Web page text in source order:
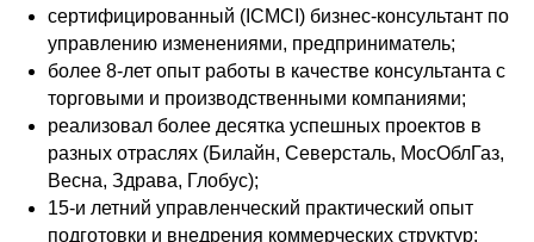
сертифицированный (ICMCI) бизнес-консультант по
управлению изменениями, предприниматель;
более 8-лет опыт работы в качестве консультанта с
торговыми и производственными компаниями;
реализовал более десятка успешных проектов в
разных отраслях (Билайн, Северсталь, МосОблГаз,
Весна, Здрава, Глобус);
15-и летний управленческий практический опыт
подготовки и внедрения коммерческих структур;